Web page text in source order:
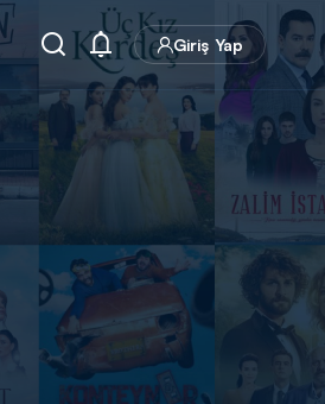
Giriş Yap